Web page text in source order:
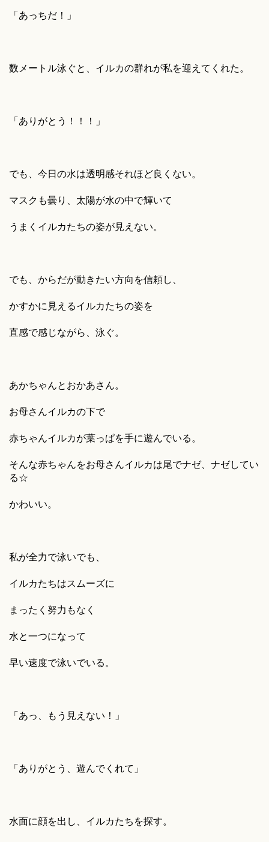
「あっちだ！」
数メートル泳ぐと、イルカの群れが私を迎えてくれた。
「ありがとう！！！」
でも、今日の水は透明感それほど良くない。
マスクも曇り、太陽が水の中で輝いて
うまくイルカたちの姿が見えない。
でも、からだが動きたい方向を信頼し、
かすかに見えるイルカたちの姿を
直感で感じながら、泳ぐ。
あかちゃんとおかあさん。
お母さんイルカの下で
赤ちゃんイルカが葉っぱを手に遊んでいる。
そんな赤ちゃんをお母さんイルカは尾でナゼ、ナゼしてい
る☆
かわいい。
私が全力で泳いでも、
イルカたちはスムーズに
まったく努力もなく
水と一つになって
早い速度で泳いでいる。
「あっ、もう見えない！」
「ありがとう、遊んでくれて」
水面に顔を出し、イルカたちを探す。